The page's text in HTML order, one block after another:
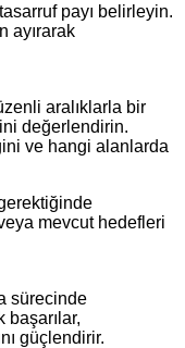
payı belirleyin.
ayırarak
aralıklarla bir
değerlendirin.
ve hangi alanlarda
mevcut hedefleri
sürecinde
başarılar,
güçlendirir.